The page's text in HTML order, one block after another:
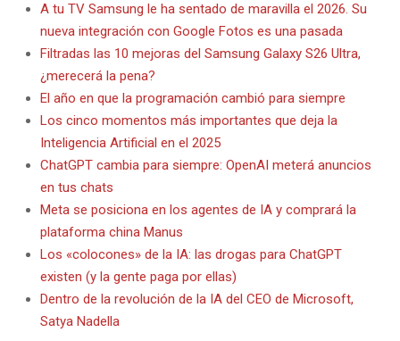
A tu TV Samsung le ha sentado de maravilla el 2026. Su
nueva integración con Google Fotos es una pasada
Filtradas las 10 mejoras del Samsung Galaxy S26 Ultra,
¿merecerá la pena?
El año en que la programación cambió para siempre
Los cinco momentos más importantes que deja la
Inteligencia Artificial en el 2025
ChatGPT cambia para siempre: OpenAI meterá anuncios
en tus chats
Meta se posiciona en los agentes de IA y comprará la
plataforma china Manus
Los «colocones» de la IA: las drogas para ChatGPT
existen (y la gente paga por ellas)
Dentro de la revolución de la IA del CEO de Microsoft,
Satya Nadella